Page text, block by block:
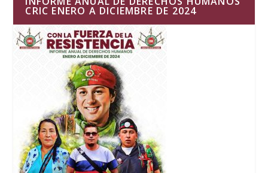
CRIC ENERO A DICIEMBRE DE 2024